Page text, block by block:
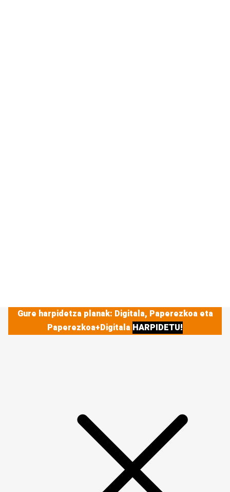
Gure harpidetza planak: Digitala, Paperezkoa eta
Paperezkoa+Digitala HARPIDETU!